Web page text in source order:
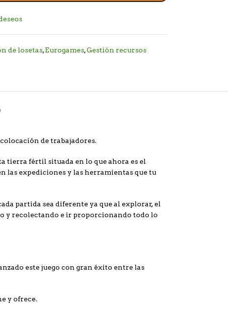
de losetas,Eurogames,Gestión recursos
de trabajadores.
tierra fértil situada en lo que ahora es el
las expediciones y las herramientas que tu
partida sea diferente ya que al explorar, el
y recolectando e ir proporcionando todo lo
este juego con gran éxito entre las
y ofrece.